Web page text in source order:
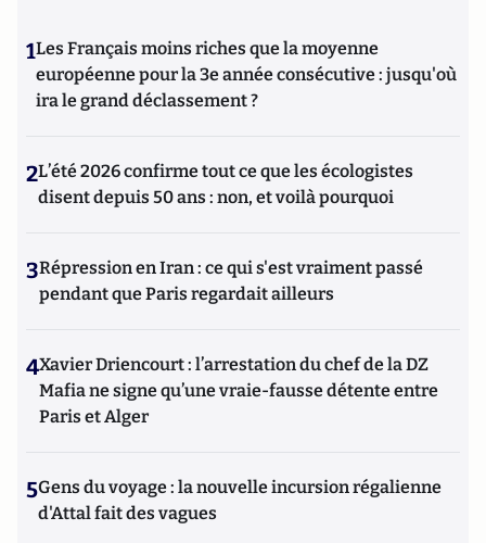
1Les Français moins riches que la moyenne
européenne pour la 3e année consécutive : jusqu'où
ira le grand déclassement ?
2L’été 2026 confirme tout ce que les écologistes
disent depuis 50 ans : non, et voilà pourquoi
3Répression en Iran : ce qui s'est vraiment passé
pendant que Paris regardait ailleurs
4Xavier Driencourt : l’arrestation du chef de la DZ
Mafia ne signe qu’une vraie-fausse détente entre
Paris et Alger
5Gens du voyage : la nouvelle incursion régalienne
d'Attal fait des vagues